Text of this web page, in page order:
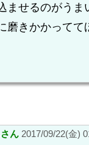
ませるのがうま
磨きかかってて
ん 2017/09/22(金)